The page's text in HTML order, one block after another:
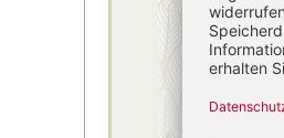
4 Hefte
danach75,40
inkl. MwSt.,